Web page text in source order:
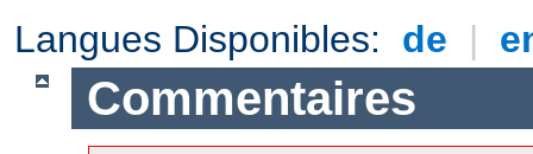
Langues Disponibles: de |
Commentaires